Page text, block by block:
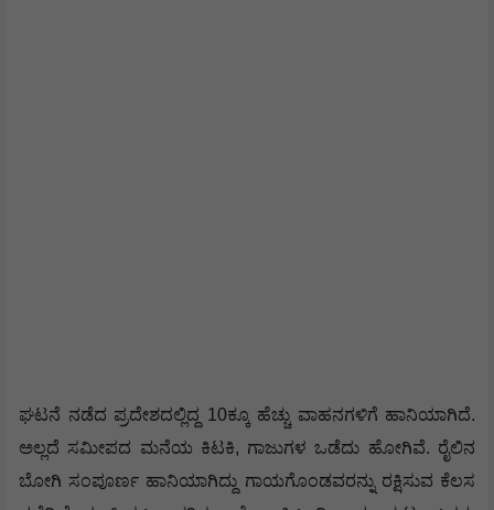
ಘಟನೆ ನಡೆದ ಪ್ರದೇಶದಲ್ಲಿದ್ದ 10ಕ್ಕೂ ಹೆಚ್ಚು ವಾಹನಗಳಿಗೆ ಹಾನಿಯಾಗಿದೆ.
ಅಲ್ಲದೆ ಸಮೀಪದ ಮನೆಯ ಕಿಟಕಿ, ಗಾಜುಗಳ ಒಡೆದು ಹೋಗಿವೆ. ರೈಲಿನ